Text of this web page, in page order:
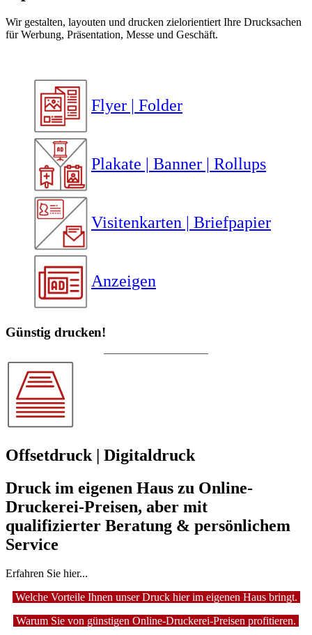
Wir gestalten, layouten und drucken zielorientiert Ihre Drucksachen
für Werbung, Präsentation, Messe und Geschäft.
Flyer | Folder
Plakate | Banner | Rollups
Visitenkarten | Briefpapier
Anzeigen
Günstig drucken!
Offsetdruck | Digitaldruck
Druck im eigenen Haus zu Online-
Druckerei-Preisen, aber mit
qualifizierter Beratung & persönlichem
Service
Erfahren Sie hier...
Welche Vorteile Ihnen unser Druck hier im eigenen Haus bringt.
Warum Sie von günstigen Online-Druckerei-Preisen profitieren.